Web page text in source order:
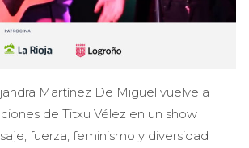
Martínez De Miguel vuelve a
de Titxu Vélez en un show
fuerza, feminismo y diversidad